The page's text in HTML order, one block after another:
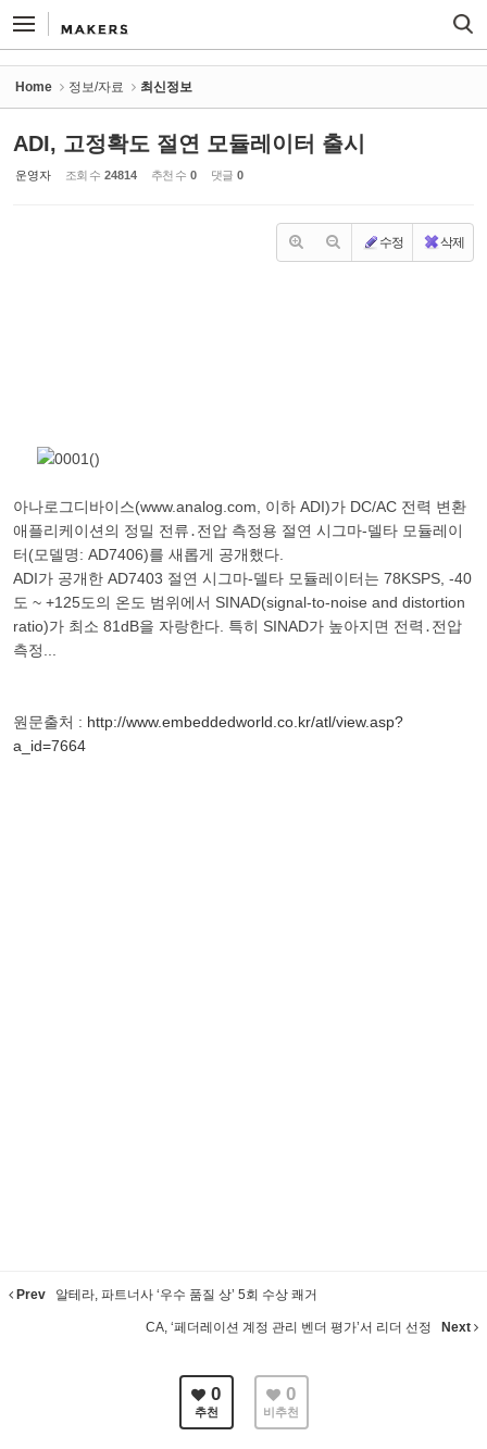
Home 정보/자료 최신정보
ADI, 고정확도 절연 모듈레이터 출시
운영자 조회 수 24814 추천 수 0 댓글 0
수정 삭제
아나로그디바이스(www.analog.com, 이하 ADI)가 DC/AC 전력 변환
애플리케이션의 정밀 전류․전압 측정용 절연 시그마-델타 모듈레이
터(모델명: AD7406)를 새롭게 공개했다.
ADI가 공개한 AD7403 절연 시그마-델타 모듈레이터는 78KSPS, -40
도 ~ +125도의 온도 범위에서 SINAD(signal-to-noise and distortion
ratio)가 최소 81dB을 자랑한다. 특히 SINAD가 높아지면 전력․전압
측정...
원문출처 : http://www.embeddedworld.co.kr/atl/view.asp?
a_id=7664
Prev 알테라, 파트너사 ‘우수 품질 상’ 5회 수상 쾌거
CA, ‘페더레이션 계정 관리 벤더 평가’서 리더 선정 Next
0
추천
0
비추천